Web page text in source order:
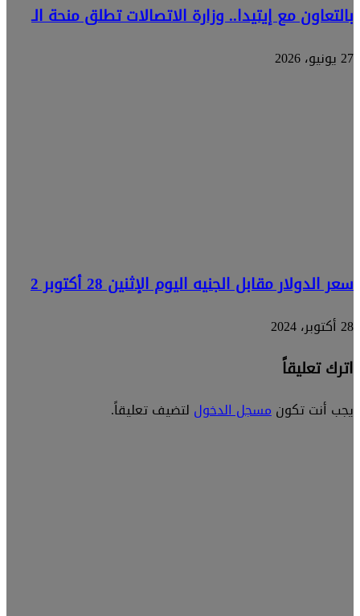
بالتعاون مع إيتيدا.. وزارة الاتصالات تطلق منحة الـ
27 يونيو، 2026
سعر الدولار مقابل الجنيه اليوم الإثنين 28 أكتوبر 2
28 أكتوبر، 2024
اترك تعليقاً
يجب أنت تكونمسجل الدخول لتضيف تعليقاً.